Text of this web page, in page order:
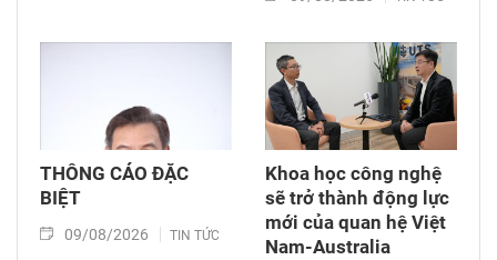
THÔNG CÁO ĐẶC
BIỆT
09/08/2026 TIN TỨC
Khoa học công nghệ
sẽ trở thành động lực
mới của quan hệ Việt
Nam-Australia